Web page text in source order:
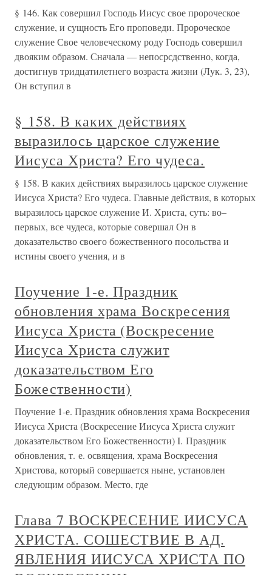
§ 146. Как совершил Господь Иисус свое пророческое
служение, и сущность Его проповеди. Пророческое
служение Свое человеческому роду Господь совершил
двояким образом. Сначала — непосрсдственно, когда,
достигнув тридцатилетнего возраста жизни (Лук. 3, 23),
Он вступил в
§ 158. В каких действиях
выразилось царское служение
Иисуса Христа? Его чудеса.
§ 158. В каких действиях выразилось царское служение
Иисуса Христа? Его чудеса. Главные действия, в которых
выразилось царское служение И. Христа, суть: во–
первых, все чудеса, которые совершал Он в
доказательство своего божественного посольства и
истины своего учения, и в
Поучение 1-е. Праздник
обновления храма Воскресения
Иисуса Христа (Воскресение
Иисуса Христа служит
доказательством Его
Божественности)
Поучение 1-е. Праздник обновления храма Воскресения
Иисуса Христа (Воскресение Иисуса Христа служит
доказательством Его Божественности) I. Праздник
обновления, т. е. освящения, храма Воскресения
Христова, который совершается ныне, установлен
следующим образом. Место, где
Глава 7 ВОСКРЕСЕНИЕ ИИСУСА
ХРИСТА. СОШЕСТВИЕ В АД.
ЯВЛЕНИЯ ИИСУСА ХРИСТА ПО